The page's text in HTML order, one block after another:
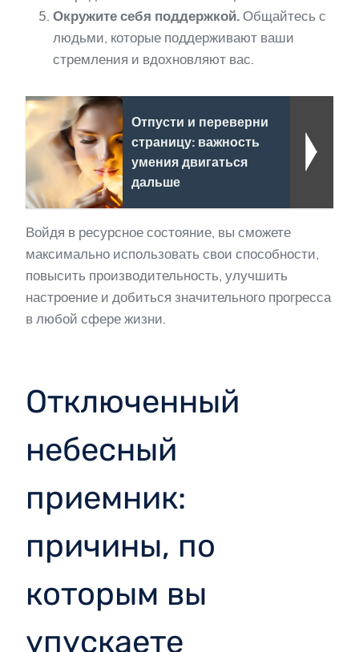
Окружите себя поддержкой. Общайтесь с
людьми, которые поддерживают ваши
стремления и вдохновляют вас.
Отпусти и переверни
страницу: важность
умения двигаться
дальше
Войдя в ресурсное состояние, вы сможете
максимально использовать свои способности,
повысить производительность, улучшить
настроение и добиться значительного прогресса
в любой сфере жизни.
Отключенный
небесный
приемник:
причины, по
которым вы
упускаете